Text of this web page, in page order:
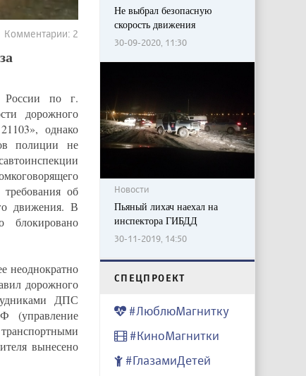
Комментарии: 2
России по г.
дорожного
однако
полиции не
об
движения. В
блокировано
неоднократно
дорожного
ДПС
(управление
вынесено
Не выбрал безопасную
скорость движения
30-09-2020, 11:30
Новости
Пьяный лихач наехал на
инспектора ГИБДД
30-11-2019, 14:50
CПЕЦПРОЕКТ
#ЛюблюМагнитку
#КиноМагнитки
#ГлазамиДетей